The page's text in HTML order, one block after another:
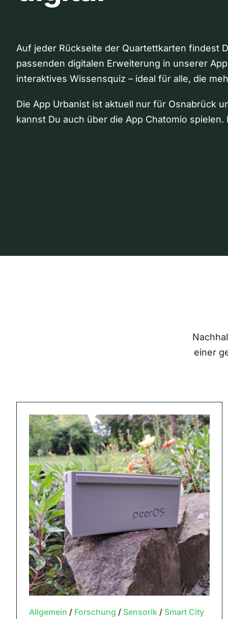
Auf jeder Rückseite der Quartettkarten findest
passenden digitalen Erweiterung in unserer
interaktives Wissensquiz – ideal für alle, die
Die App Urbanist ist aktuell nur für Osnabrück
kannst Du auch über die App Chatomio
einer
Allgemein / Forschung / Sensorik/ Smart City